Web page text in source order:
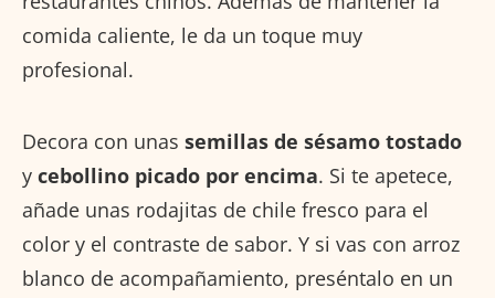
comida caliente, le da un toque muy
profesional.
Decora con unas semillas de sésamo tostado
y cebollino picado por encima. Si te apetece,
añade unas rodajitas de chile fresco para el
color y el contraste de sabor. Y si vas con arroz
blanco de acompañamiento, preséntalo en un